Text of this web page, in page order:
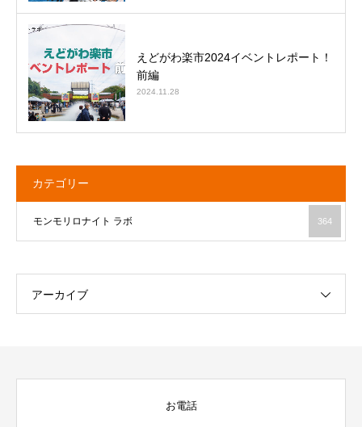
えどがわ楽市2024イベントレポート！
前編
2024.11.28
カテゴリー
モンモリロナイト ラボ 364
アーカイブ
お電話